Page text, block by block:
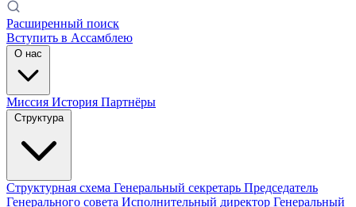
Расширенный поиск
Вступить в Ассамблею
О нас
Миссия История Партнёры
Структура
Структурная схема Генеральный секретарь Председатель
Генерального совета Исполнительный директор Генеральный